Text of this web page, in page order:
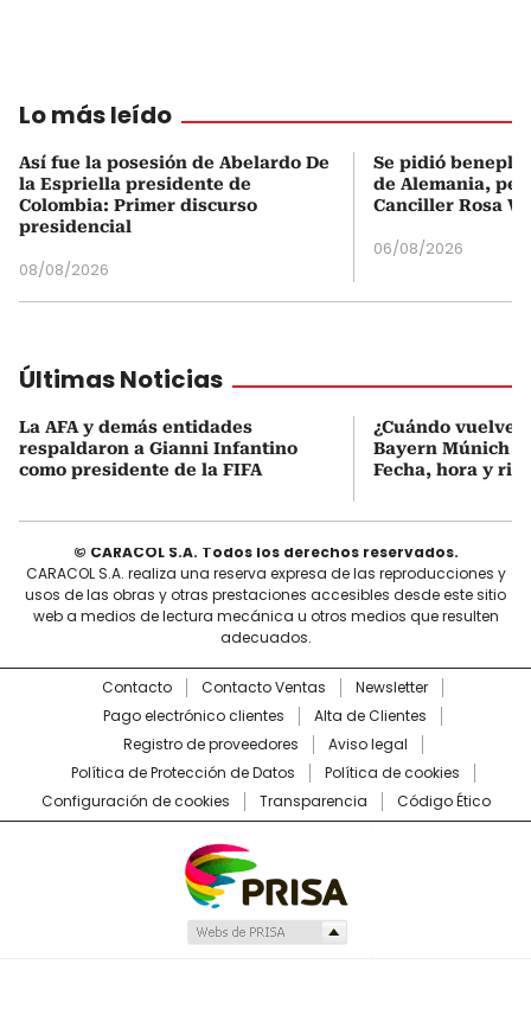
Lo más leído
Así fue la posesión de Abelardo De
la Espriella presidente de
Colombia: Primer discurso
presidencial
08/08/2026
Se pidió
de Alemania,
Canciller Rosa
06/08/2026
Últimas Noticias
La AFA y demás entidades
respaldaron a Gianni Infantino
como presidente de la FIFA
¿Cuándo vuelve
Bayern Múnich
Fecha, hora y
© CARACOL S.A. Todos los derechos reservados.
CARACOL S.A. realiza una reserva expresa de las reproducciones y
usos de las obras y otras prestaciones accesibles desde este sitio
web a medios de lectura mecánica u otros medios que resulten
adecuados.
Contacto Contacto Ventas
Newsletter
Pago electrónico clientes
Alta de Clientes
Registro de proveedores
Aviso legal
Política de Protección de Datos
Política de cookies
Configuración de cookies
Transparencia Código Ético